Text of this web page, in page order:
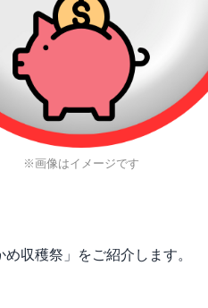
※画像はイメージです
収穫祭」をご紹介します。